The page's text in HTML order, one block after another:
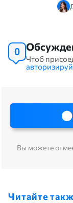
0
Чтоб
Вы можете
Читайте